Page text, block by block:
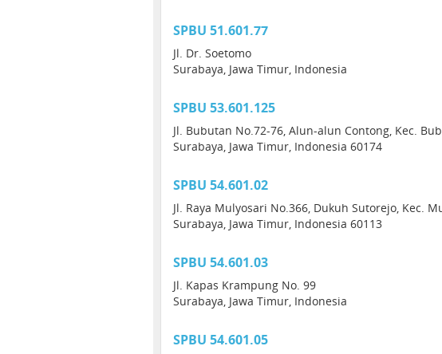
SPBU 51.601.77
Jl. Dr. Soetomo
Surabaya, Jawa Timur, Indonesia
SPBU 53.601.125
Jl. Bubutan No.72-76, Alun-alun Contong, Kec.
Surabaya, Jawa Timur, Indonesia 60174
SPBU 54.601.02
Jl. Raya Mulyosari No.366, Dukuh Sutorejo, Kec.
Surabaya, Jawa Timur, Indonesia 60113
SPBU 54.601.03
Jl. Kapas Krampung No. 99
Surabaya, Jawa Timur, Indonesia
SPBU 54.601.05